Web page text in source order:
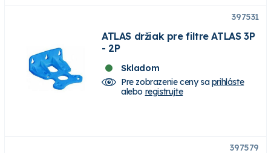
397531
ATLAS držiak pre filtre ATLAS 3P
- 2P
Skladom
Pre zobrazenie ceny saprihláste
alebo registrujte
397579